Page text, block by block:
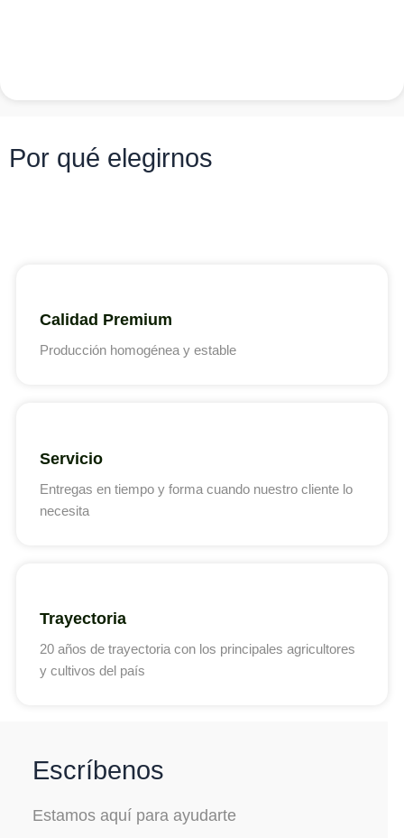
Por qué elegirnos
Calidad Premium
Producción homogénea y estable
Servicio
Entregas en tiempo y forma cuando nuestro cliente lo
necesita
Trayectoria
20 años de trayectoria con los principales agricultores
y cultivos del país
Escríbenos
Estamos aquí para ayudarte